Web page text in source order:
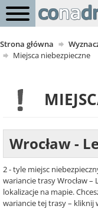
Strona główna
Miejsca niebezpieczne
Wrocław -
2 - tyle miejsc
wariancie trasy Wrocław –
lokalizacje na mapie.
wariancie tej trasy – kliknij